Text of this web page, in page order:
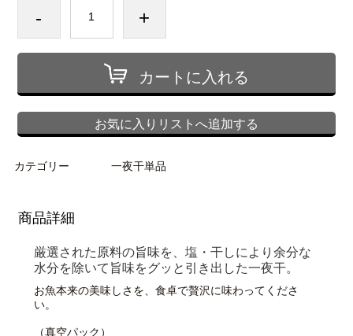
- +
カートに入れる
お気に入りリストへ追加する
カテゴリー 一夜干単品
商品詳細
厳選された原料の旨味を、塩・干しにより余分な
水分を除いて旨味をグッと引き出した一夜干。
お魚本来の美味しさを、食卓で贅沢に味わってくださ
い。
（真空パック）